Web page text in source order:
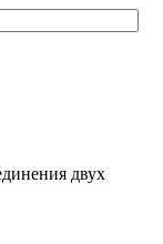
двух